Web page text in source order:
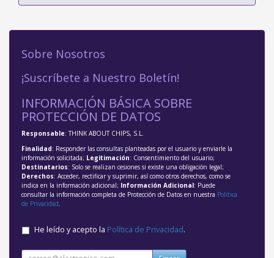
Sobre Nosotros
¡Suscríbete a Nuestro Boletín!
INFORMACIÓN BÁSICA SOBRE
PROTECCIÓN DE DATOS
Responsable: THINK ABOUT CHIPS, S.L.
Finalidad: Responder las consultas planteadas por el usuario y enviarle la
información solicitada; Legitimación: Consentimiento del usuario;
Destinatarios: Solo se realizan cesiones si existe una obligación legal;
Derechos: Acceder, rectificar y suprimir, así como otros derechos, como se
indica en la información adicional; Información Adicional: Puede
consultar la información completa de Protección de Datos en nuestra Política
de Privacidad
He leído y acepto la Política de Privacidad.